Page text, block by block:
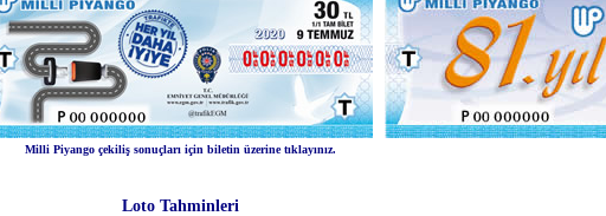
Milli Piyango çekiliş sonuçları için biletin üzerine tıklayınız.
Loto Tahminleri